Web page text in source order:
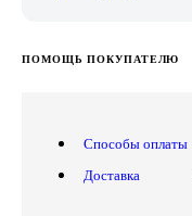
ПОМОЩЬ ПОКУПАТЕЛЮ
Способы оплаты
Доставка